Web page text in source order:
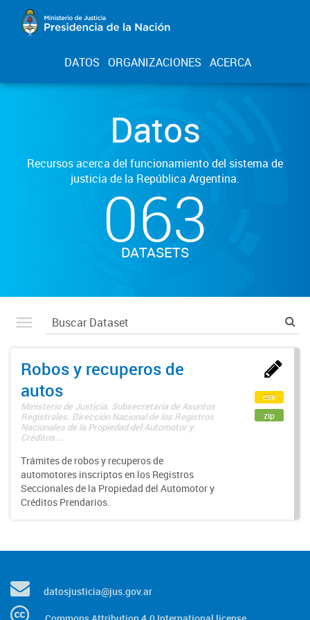
DATOS ORGANIZACIONES ACERCA
Datos
Recursos acerca del funcionamiento del sistema de
justicia de la República Argentina.
063
DATASETS
Robos y recuperos de
autos
Ministerio de Justicia. Subsecretaría de Asuntos
Registrales. Dirección Nacional de los Registros
Nacionales de la Propiedad del Automotor y
Créditos ...
Trámites de robos y recuperos de
automotores inscriptos en los Registros
Seccionales de la Propiedad del Automotor y
Créditos Prendarios.
csv
zip
datosjusticia@jus.gov.ar